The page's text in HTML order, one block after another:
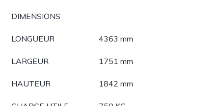
DIMENSIONS
LONGUEUR 4363 mm
LARGEUR 1751 mm
HAUTEUR 1842 mm